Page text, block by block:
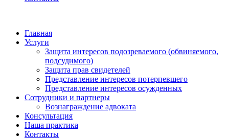
Главная
Услуги
Защита интересов подозреваемого (обвиняемого,
подсудимого)
Защита прав свидетелей
Представление интересов потерпевшего
Представление интересов осужденных
Сотрудники и партнеры
Вознаграждение адвоката
Консультация
Наша практика
Контакты